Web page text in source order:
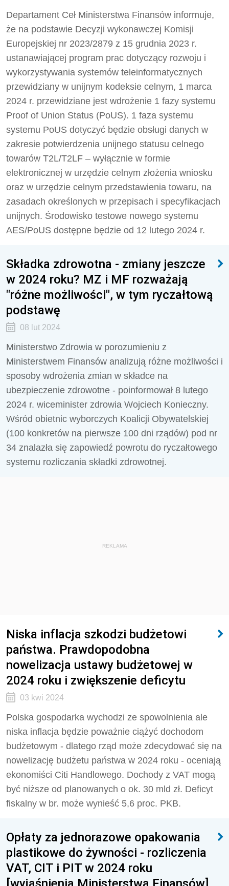
Departament Ceł Ministerstwa Finansów informuje,
że na podstawie Decyzji wykonawczej Komisji
Europejskiej nr 2023/2879 z 15 grudnia 2023 r.
ustanawiającej program prac dotyczący rozwoju i
wykorzystywania systemów teleinformatycznych
przewidziany w unijnym kodeksie celnym, 1 marca
2024 r. przewidziane jest wdrożenie 1 fazy systemu
Proof of Union Status (PoUS). 1 faza systemu
systemu PoUS dotyczyć będzie obsługi danych w
zakresie potwierdzenia unijnego statusu celnego
towarów T2L/T2LF – wyłącznie w formie
elektronicznej w urzędzie celnym złożenia wniosku
oraz w urzędzie celnym przedstawienia towaru, na
zasadach określonych w przepisach i specyfikacjach
unijnych. Środowisko testowe nowego systemu
AES/PoUS dostępne będzie od 12 lutego 2024 r.
Składka zdrowotna - zmiany jeszcze
w 2024 roku? MZ i MF rozważają
"różne możliwości", w tym ryczałtową
podstawę
08 lut 2024
Ministerstwo Zdrowia w porozumieniu z
Ministerstwem Finansów analizują różne możliwości i
sposoby wdrożenia zmian w składce na
ubezpieczenie zdrowotne - poinformował 8 lutego
2024 r. wiceminister zdrowia Wojciech Konieczny.
Wśród obietnic wyborczych Koalicji Obywatelskiej
(100 konkretów na pierwsze 100 dni rządów) pod nr
34 znalazła się zapowiedź powrotu do ryczałtowego
systemu rozliczania składki zdrowotnej.
REKLAMA
Niska inflacja szkodzi budżetowi
państwa. Prawdopodobna
nowelizacja ustawy budżetowej w
2024 roku i zwiększenie deficytu
03 kwi 2024
Polska gospodarka wychodzi ze spowolnienia ale
niska inflacja będzie poważnie ciążyć dochodom
budżetowym - dlatego rząd może zdecydować się na
nowelizację budżetu państwa w 2024 roku - oceniają
ekonomiści Citi Handlowego. Dochody z VAT mogą
być niższe od planowanych o ok. 30 mld zł. Deficyt
fiskalny w br. może wynieść 5,6 proc. PKB.
Opłaty za jednorazowe opakowania
plastikowe do żywności - rozliczenia
VAT, CIT i PIT w 2024 roku